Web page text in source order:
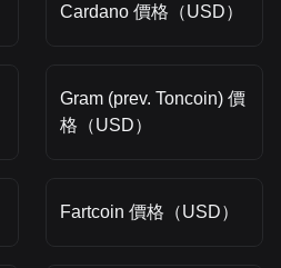
Cardano 價格（USD）
Gram (prev. Toncoin) 價
格（USD）
Fartcoin 價格（USD）